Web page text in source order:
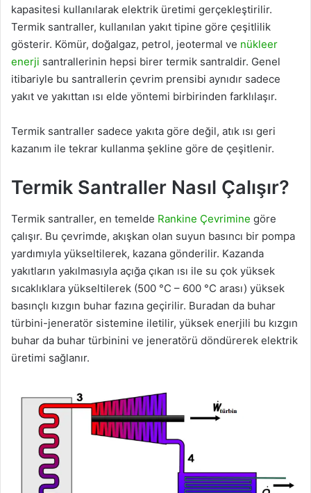
kapasitesi kullanılarak elektrik üretimi gerçekleştirilir.
Termik santraller, kullanılan yakıt tipine göre çeşitlilik
gösterir. Kömür, doğalgaz, petrol, jeotermal ve nükleer
enerji santrallerinin hepsi birer termik santraldir. Genel
itibariyle bu santrallerin çevrim prensibi aynıdır sadece
yakıt ve yakıttan ısı elde yöntemi birbirinden farklılaşır.
Termik santraller sadece yakıta göre değil, atık ısı geri
kazanım ile tekrar kullanma şekline göre de çeşitlenir.
Termik Santraller Nasıl Çalışır?
Termik santraller, en temelde Rankine Çevrimine göre
çalışır. Bu çevrimde, akışkan olan suyun basıncı bir pompa
yardımıyla yükseltilerek, kazana gönderilir. Kazanda
yakıtların yakılmasıyla açığa çıkan ısı ile su çok yüksek
sıcaklıklara yükseltilerek (500 °C – 600 °C arası) yüksek
basınçlı kızgın buhar fazına geçirilir. Buradan da buhar
türbini-jeneratör sistemine iletilir, yüksek enerjili bu kızgın
buhar da buhar türbinini ve jeneratörü döndürerek elektrik
üretimi sağlanır.